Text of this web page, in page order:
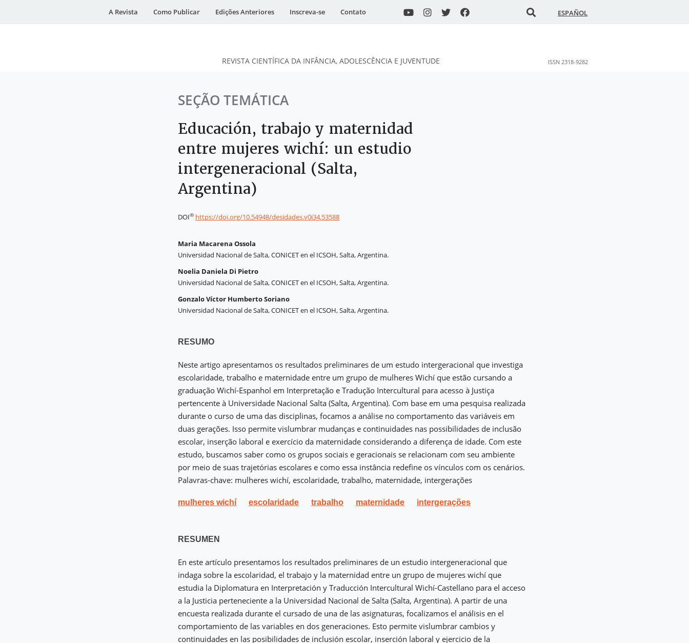
A Revista Como Publicar Edições Anteriores Inscreva-se Contato ESPAÑOL
DESidades
REVISTA CIENTÍFICA DA INFÂNCIA, ADOLESCÊNCIA E JUVENTUDE ISSN 2318-9282
SEÇÃO TEMÁTICA
Educación, trabajo y maternidad
entre mujeres wichí: un estudio
intergeneracional (Salta,
Argentina)
DOI® https://doi.org/10.54948/desidades.v0i34.53588
Maria Macarena Ossola
Universidad Nacional de Salta, CONICET en el ICSOH, Salta, Argentina.
Noelia Daniela Di Pietro
Universidad Nacional de Salta, CONICET en el ICSOH, Salta, Argentina.
Gonzalo Víctor Humberto Soriano
Universidad Nacional de Salta, CONICET en el ICSOH, Salta, Argentina.
RESUMO
Neste artigo apresentamos os resultados preliminares de um estudo intergeracional que investiga
escolaridade, trabalho e maternidade entre um grupo de mulheres Wichí que estão cursando a
graduação Wichí-Espanhol em Interpretação e Tradução Intercultural para acesso à Justiça
pertencente à Universidade Nacional Salta (Salta, Argentina). Com base em uma pesquisa realizada
durante o curso de uma das disciplinas, focamos a análise no comportamento das variáveis em
duas gerações. Isso permite vislumbrar mudanças e continuidades nas possibilidades de inclusão
escolar, inserção laboral e exercício da maternidade considerando a diferença de idade. Com este
estudo, buscamos saber como os grupos sociais e geracionais se relacionam com seu ambiente
por meio de suas trajetórias escolares e como essa instância redefine os vínculos com os cenários.
Palavras-chave: mulheres wichí, escolaridade, trabalho, maternidade, intergerações
mulheres wichí escolaridade trabalho maternidade intergerações
RESUMEN
En este artículo presentamos los resultados preliminares de un estudio intergeneracional que
indaga sobre la escolaridad, el trabajo y la maternidad entre un grupo de mujeres wichí que
estudia la Diplomatura en Interpretación y Traducción Intercultural Wichí-Castellano para el acceso
a la Justicia perteneciente a la Universidad Nacional de Salta (Salta, Argentina). A partir de una
encuesta realizada durante el cursado de una de las asignaturas, focalizamos el análisis en el
comportamiento de las variables en dos generaciones. Esto permite vislumbrar cambios y
continuidades en las posibilidades de inclusión escolar, inserción laboral y ejercicio de la